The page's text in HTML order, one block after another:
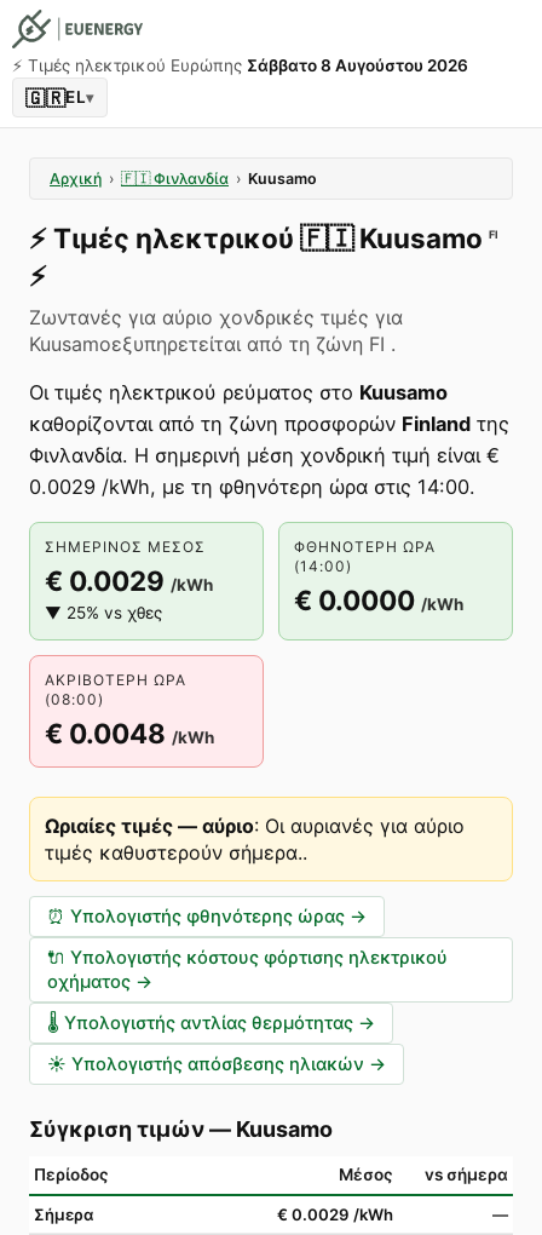
⚡️ Τιμές ηλεκτρικού Ευρώπης Σάββατο 8 Αυγούστου 2026
🇬🇷EL▾
Αρχική › 🇫🇮 Φινλανδία › Kuusamo
⚡️Τιμές ηλεκτρικού 🇫🇮 Kuusamo FI
⚡️
Ζωντανές για αύριο χονδρικές τιμές για
Kuusamoεξυπηρετείται από τη ζώνη FI .
Οι τιμές ηλεκτρικού ρεύματος στο Kuusamo
καθορίζονται από τη ζώνη προσφορών Finland της
Φινλανδία. Η σημερινή μέση χονδρική τιμή είναι €
0.0029 /kWh, με τη φθηνότερη ώρα στις 14:00.
ΣΗΜΕΡΙΝΌΣ ΜΈΣΟΣ
€ 0.0029 /kWh
▼ 25% vs χθες
ΦΘΗΝΌΤΕΡΗ ΏΡΑ
(14:00)
€ 0.0000 /kWh
ΑΚΡΙΒΌΤΕΡΗ ΏΡΑ
(08:00)
€ 0.0048 /kWh
Ωριαίες τιμές — αύριο: Οι αυριανές για αύριο
τιμές καθυστερούν σήμερα..
⏰ Υπολογιστής φθηνότερης ώρας →
🔌 Υπολογιστής κόστους φόρτισης ηλεκτρικού
οχήματος →
🌡️ Υπολογιστής αντλίας θερμότητας →
☀️ Υπολογιστής απόσβεσης ηλιακών →
Σύγκριση τιμών— Kuusamo
Περίοδος Μέσος vs σήμερα
Σήμερα € 0.0029 /kWh
—